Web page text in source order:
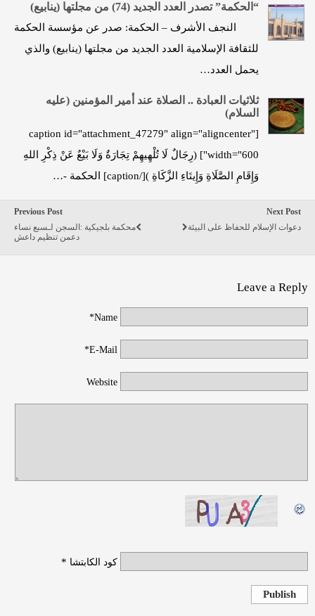
“الحكمة” تصدر العدد الجديد (74) من مجلتها (ينابيع)
النجف الأشرف – الحكمة: صدر عن مؤسسة الحكمة
للثقافة الإسلامية العدد الجديد من مجلتها (ينابيع) والذي
يحمل العدد…
ثلاثيات العبادة .. الصلاة عند أمير المؤمنين (عليه
السلام)
[caption id="attachment_47279" align="aligncenter"
width="600"] (رِجَالٌ لَا تُلْهِيهِمْ تِجَارَةٌ وَلَا بَيْعٌ عَنْ ذِكْرِ اللهِ
وَإِقَامِ الصَّلَاةِ وَإِيتَاءِ الزَّكَاةِ )[/caption] الحكمة -…
Previous Post
محكمة بلجيكية :السجن لـسبع نساء
دعمن تنظيم داعش
Next Post
دعوات الإسلام للحفاظ على البيئة
Leave a Reply
Name*
E-Mail*
Website
كود الكابتشا *
Publish